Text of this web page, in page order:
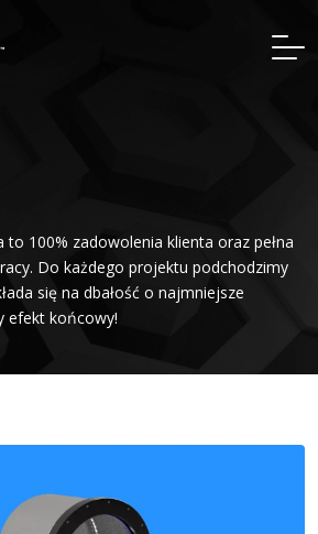
to 100% zadowolenia klienta oraz pełna
Do każdego projektu podchodzimy
się na dbałość o najmniejsze
efekt końcowy!